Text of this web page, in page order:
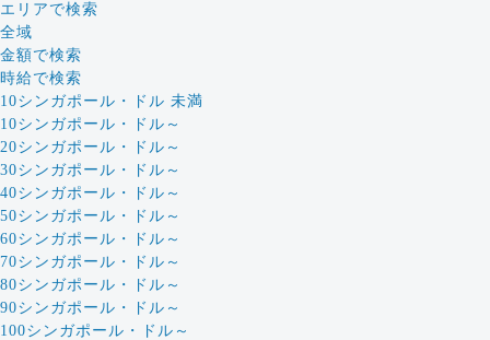
エリアで検索
全域
金額で検索
時給で検索
10シンガポール・ドル 未満
10シンガポール・ドル～
20シンガポール・ドル～
30シンガポール・ドル～
40シンガポール・ドル～
50シンガポール・ドル～
60シンガポール・ドル～
70シンガポール・ドル～
80シンガポール・ドル～
90シンガポール・ドル～
100シンガポール・ドル～